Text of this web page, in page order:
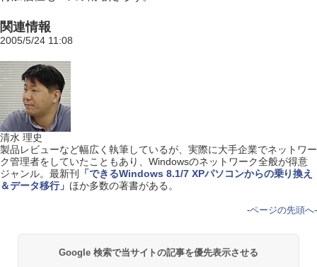
関連情報
2005/5/24 11:08
清水 理史
製品レビューなど幅広く執筆しているが、実際に大手企業でネットワー
ク管理者をしていたこともあり、Windowsのネットワーク全般が得意
ジャンル。最新刊
「できるWindows 8.1/7 XPパソコンからの乗り換え
＆データ移行」 ほか多数の著書がある。
-ページの先頭へ-
Google 検索で当サイトの記事を優先表示させる